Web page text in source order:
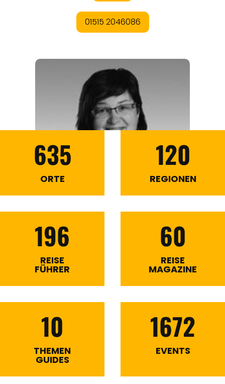
635
ORTE
120
REGIONEN
196
REISE
FÜHRER
60
REISE
MAGAZINE
10
THEMEN
GUIDES
1672
EVENTS